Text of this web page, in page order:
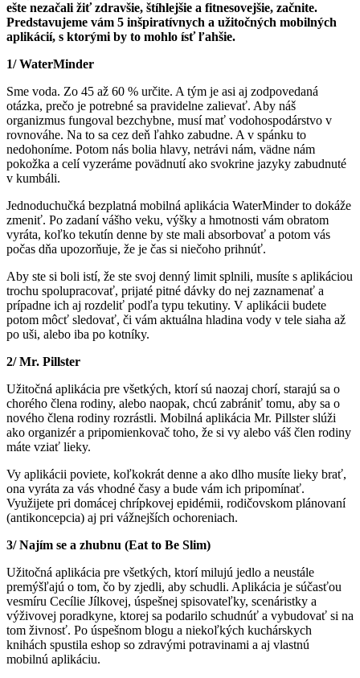
ešte nezačali žiť zdravšie, štíhlejšie a fitnesovejšie, začnite.
Predstavujeme vám 5 inšpiratívnych a užitočných mobilných
aplikácií, s ktorými by to mohlo ísť ľahšie.
1/WaterMinder
Sme voda. Zo 45 až 60 % určite. A tým je asi aj zodpovedaná
otázka, prečo je potrebné sa pravidelne zalievať. Aby náš
organizmus fungoval bezchybne, musí mať vodohospodárstvo v
rovnováhe. Na to sa cez deň ľahko zabudne. A v spánku to
nedohoníme. Potom nás bolia hlavy, netrávi nám, vädne nám
pokožka a celí vyzeráme povädnutí ako svokrine jazyky zabudnuté
v kumbáli.
Jednoduchučká bezplatná mobilná aplikácia WaterMinder to dokáže
zmeniť. Po zadaní vášho veku, výšky a hmotnosti vám obratom
vyráta, koľko tekutín denne by ste mali absorbovať a potom vás
počas dňa upozorňuje, že je čas si niečoho prihnúť.
Aby ste si boli istí, že ste svoj denný limit splnili, musíte s aplikáciou
trochu spolupracovať, prijaté pitné dávky do nej zaznamenať a
prípadne ich aj rozdeliť podľa typu tekutiny. V aplikácii budete
potom môcť sledovať, či vám aktuálna hladina vody v tele siaha až
po uši, alebo iba po kotníky.
2/ Mr. Pillster
Užitočná aplikácia pre všetkých, ktorí sú naozaj chorí, starajú sa o
chorého člena rodiny, alebo naopak, chcú zabrániť tomu, aby sa o
nového člena rodiny rozrástli. Mobilná aplikácia Mr. Pillster slúži
ako organizér a pripomienkovač toho, že si vy alebo váš člen rodiny
máte vziať lieky.
Vy aplikácii poviete, koľkokrát denne a ako dlho musíte lieky brať,
ona vyráta za vás vhodné časy a bude vám ich pripomínať.
Využijete pri domácej chrípkovej epidémii, rodičovskom plánovaní
(antikoncepcia) aj pri vážnejších ochoreniach.
3/ Najím se a zhubnu (Eat to Be Slim)
Užitočná aplikácia pre všetkých, ktorí milujú jedlo a neustále
premýšľajú o tom, čo by zjedli, aby schudli. Aplikácia je súčasťou
vesmíru Cecílie Jílkovej, úspešnej spisovateľky, scenáristky a
výživovej poradkyne, ktorej sa podarilo schudnúť a vybudovať si na
tom živnosť. Po úspešnom blogu a niekoľkých kuchárskych
knihách spustila eshop so zdravými potravinami a aj vlastnú
mobilnú aplikáciu.